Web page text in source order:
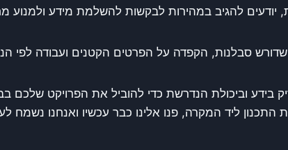
יודעים להגיב במהירות לבקשות להשלמת מידע ולמנוע
סבלנות, הקפדה על הפרטים הקטנים ועבודה לפי
בידע וביכולת הנדרשת כדי להוביל את הפרויקט
ליד המקרה, פנו אלינו כבר עכשיו ואנחנו נשמח